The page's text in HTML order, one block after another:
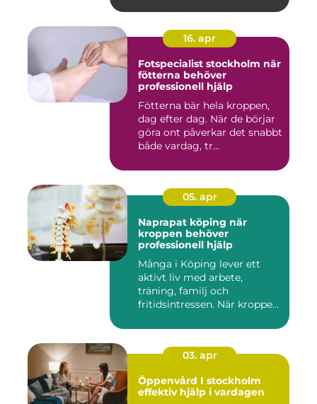
16. apr
Fotspecialist stockholm när
fötterna behöver
professionell hjälp
Fötterna bär hela kroppen,
dag efter dag. När de börjar
göra ont påverkar det snabbt
både vardag, tr...
05. apr
Naprapat köping när
kroppen behöver
professionell hjälp
Många i Köping lever ett
aktivt liv med arbete,
träning, familj och
fritidsintressen. När kroppen
03. apr
Öppenvård I stockholm
effektiv hjälp i vardagen